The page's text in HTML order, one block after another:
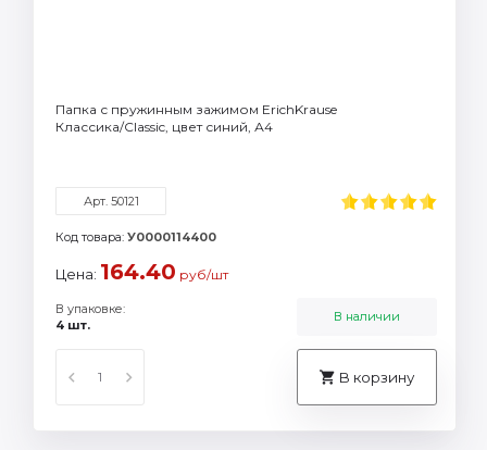
Папка с пружинным зажимом ErichKrause
Классика/Classic, цвет синий, А4
Арт. 50121
Код товара: У0000114400
Цена: 164.40 руб/шт
В упаковке:
4 шт.
В наличии
В корзину